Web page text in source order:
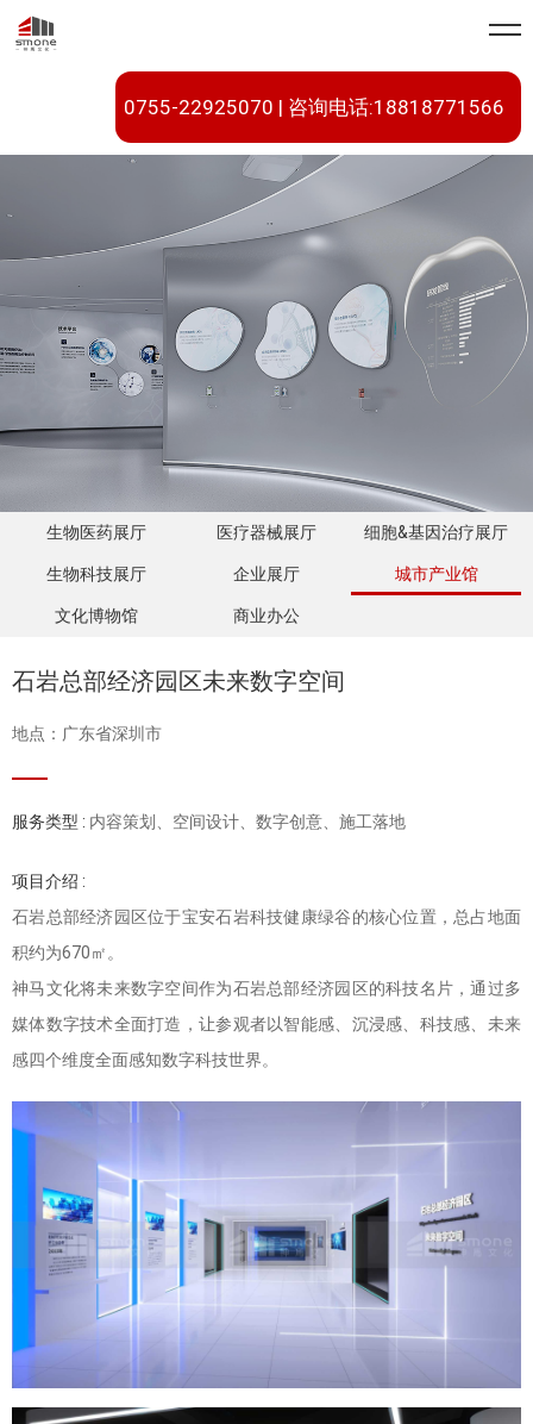
0755-22925070 | 咨询电话:18818771566
生物医药展厅 医疗器械展厅 细胞&基因治疗展厅
生物科技展厅 企业展厅 城市产业馆
文化博物馆 商业办公
石岩总部经济园区未来数字空间
地点：广东省深圳市
服务类型 : 内容策划、空间设计、数字创意、施工落地
项目介绍 :
石岩总部经济园区位于宝安石岩科技健康绿谷的核心位置，总占地面
积约为670㎡。
神马文化将未来数字空间作为石岩总部经济园区的科技名片，通过多
媒体数字技术全面打造，让参观者以智能感、沉浸感、科技感、未来
感四个维度全面感知数字科技世界。